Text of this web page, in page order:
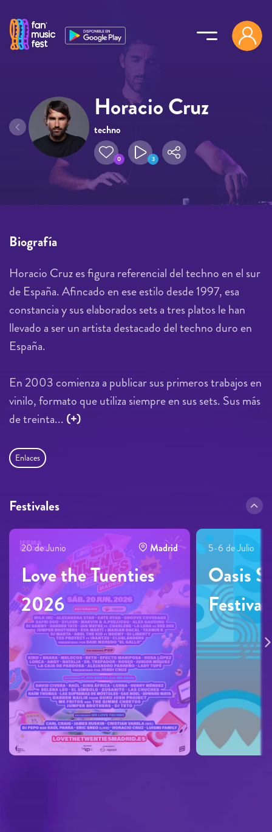
Horacio Cruz
techno
0 3
Biografía
Horacio Cruz es figura referencial del techno en el sur
de España. Afincado en ese estilo desde 1997, esa
constancia y sus elaborados sets a tres platos le han
llevado a ser un artista destacado del techno duro en
España.
En 2003 comienza a publicar sus primeros trabajos en
vinilo, formato que utiliza siempre en sus sets. Sus más
de treinta... (+)
Enlaces
Festivales
20 de Junio Madrid
Love the Tuenties
2026
5-6 de Julio
Oasis